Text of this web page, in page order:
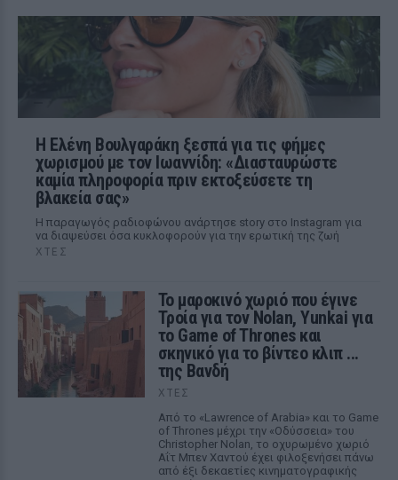
Η Ελένη Βουλγαράκη ξεσπά για τις φήμες
χωρισμού με τον Ιωαννίδη: «Διασταυρώστε
καμία πληροφορία πριν εκτοξεύσετε τη
βλακεία σας»
Η παραγωγός ραδιοφώνου ανάρτησε story στο Instagram για
να διαψεύσει όσα κυκλοφορούν για την ερωτική της ζωή
ΧΤΕΣ
Το μαροκινό χωριό που έγινε
Τροία για τον Nolan, Yunkai για
το Game of Thrones και
σκηνικό για το βίντεο κλιπ ...
της Βανδή
ΧΤΕΣ
Από το «Lawrence of Arabia» και το Game
of Thrones μέχρι την «Οδύσσεια» του
Christopher Nolan, το οχυρωμένο χωριό
Αΐτ Μπεν Χαντού έχει φιλοξενήσει πάνω
από έξι δεκαετίες κινηματογραφικής